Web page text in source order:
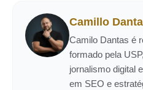
Camillo
Camilo Dantas é
formado pela
jornalismo digital
em SEO e